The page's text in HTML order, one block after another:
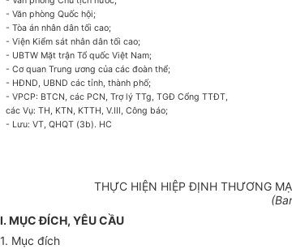
- Văn phòng Quốc hội;
- Tòa án nhân dân tối cao;
- Viện Kiểm sát nhân dân tối cao;
- UBTW Mặt trận Tổ quốc Việt Nam;
- Cơ quan Trung ương của các đoàn thể;
- HĐND, UBND các tỉnh, thành phố;
- VPCP: BTCN, các PCN, Trợ lý TTg, TGĐ Cổng TTĐT,
các Vụ: TH, KTN, KTTH, V.III, Công báo;
- Lưu: VT, QHQT (3b). HC
THỰC HIỆN HIỆP ĐỊNH THƯƠNG
I. MỤC ĐÍCH, YÊU CẦU
1. Mục đích